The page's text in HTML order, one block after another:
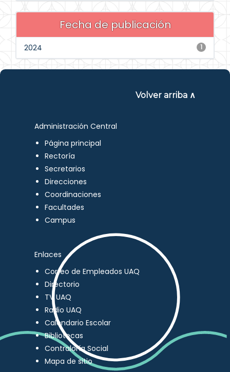
Fecha de publicación
1
2024
Volver arriba ∧
Administración Central
Página principal
Rectoría
Secretarios
Direcciones
Coordinaciones
Facultades
Campus
Enlaces
Correo de Empleados UAQ
Directorio
TV UAQ
Radio UAQ
Calendario Escolar
Bibliotecas
Contraloría Social
Mapa de sitio